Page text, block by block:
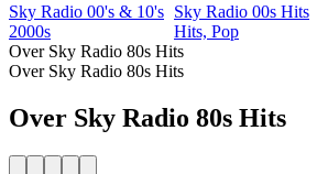
Sky Radio 00's & 10's
2000s
Sky Radio 00s Hits
Hits, Pop
Over Sky Radio 80s Hits
Over Sky Radio 80s Hits
Over Sky Radio 80s Hits